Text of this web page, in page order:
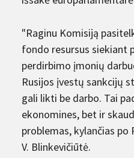
"Raginu Komisiją
fondo resursus siekiant
perdirbimo įmonių
Rusijos įvestų sankcijų
gali likti be darbo. Tai
ekonomines, bet ir
problemas, kylančias po
V. Blinkevičiūtė.